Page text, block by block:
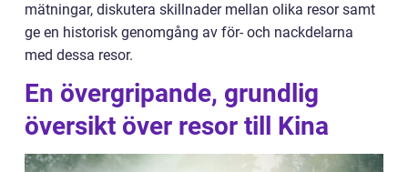
mätningar, diskutera skillnader mellan olika resor samt
ge en historisk genomgång av för- och nackdelarna
med dessa resor.
En övergripande, grundlig
översikt över resor till Kina